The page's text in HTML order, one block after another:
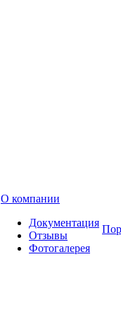
О компании
Документация
Отзывы
Фотогалерея